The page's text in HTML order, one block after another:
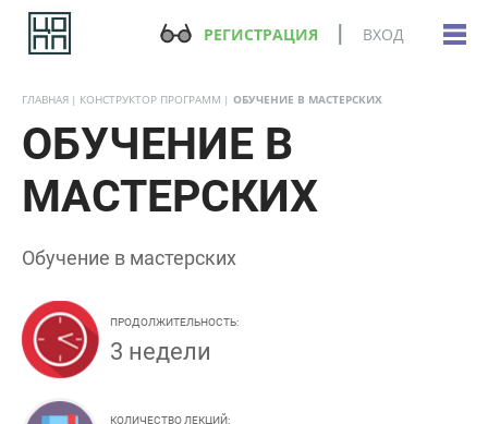
РЕГИСТРАЦИЯ ВХОД
ГЛАВНАЯ КОНСТРУКТОР ПРОГРАММ ОБУЧЕНИЕ В МАСТЕРСКИХ
ОБУЧЕНИЕ В
МАСТЕРСКИХ
Обучение в мастерских
3 недели
КОЛИЧЕСТВО ЛЕКЦИЙ: